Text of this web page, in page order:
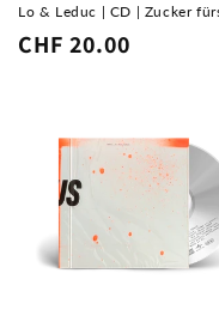
Lo & Leduc | CD | Zucker
Normaler
CHF 20.00